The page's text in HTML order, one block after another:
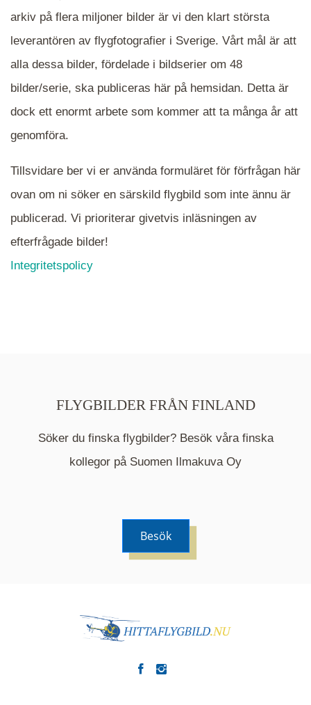
När du ser blåa, röda eller gröna mappar är det
närmare det område Du söker och klicka på
mappen.
Mappen är en medelpunkt över fotat område och
kommer nu visa de fastigheter som finns just här.
arkiv på flera miljoner bilder är vi den klart största
leverantören av flygfotografier i Sverige. Vårt mål är att
alla dessa bilder, fördelade i bildserier om 48
bilder/serie, ska publiceras här på hemsidan. Detta är
dock ett enormt arbete som kommer att ta många år att
genomföra.
Tillsvidare ber vi er använda formuläret för förfrågan här
ovan om ni söker en särskild flygbild som inte ännu är
publicerad. Vi prioriterar givetvis inläsningen av
efterfrågade bilder!
Integritetspolicy
FLYGBILDER FRÅN FINLAND
Söker du finska flygbilder? Besök våra finska
kollegor på Suomen Ilmakuva Oy
Besök